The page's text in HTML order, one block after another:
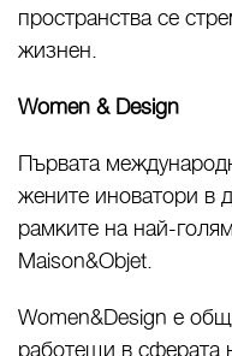
пространства се
жизнен.
Women & Design
Първата
жените иноватори в
рамките на най-
Maison&Objet.
Women&Design е
работещи в сферата